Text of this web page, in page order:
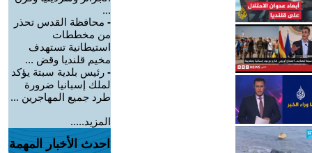
...
- محافظة القدس تحذر
من مخططات
استيطانية تستهدف
مخيم قلنديا وقض ...
- رئيس بلدية سبتة يؤكد
لملك إسبانيا ضرورة
طرد جميع المهاجرين ...
المزيد.....
احدث الأخبار المهمة